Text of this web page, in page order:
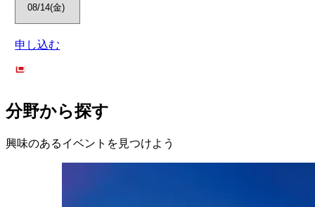
申し込む
分野から探す
興味のあるイベントを見つけよう